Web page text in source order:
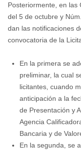
Posteriormente, en las
del 5 de octubre y
dan las notificaciones
convocatoria de la
En la primera se
preliminar, la cual
licitantes, cuando
anticipación a la
de Presentación y
Agencia
Bancaria y de
En la segunda, se